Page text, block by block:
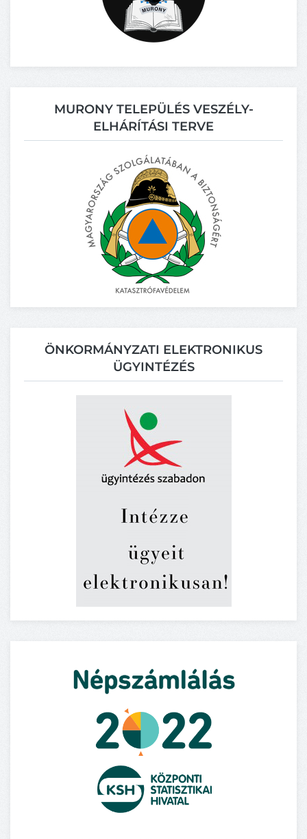
MURONY TELEPÜLÉS VESZÉLY-
ELHÁRÍTÁSI TERVE
ÖNKORMÁNYZATI ELEKTRONIKUS
ÜGYINTÉZÉS